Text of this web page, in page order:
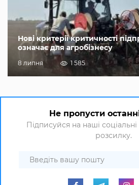
Нові критерії критичності
означає для агробізнесу
8 липня 1 585
Не пропусти
Підписуйся на наші
розсилку.